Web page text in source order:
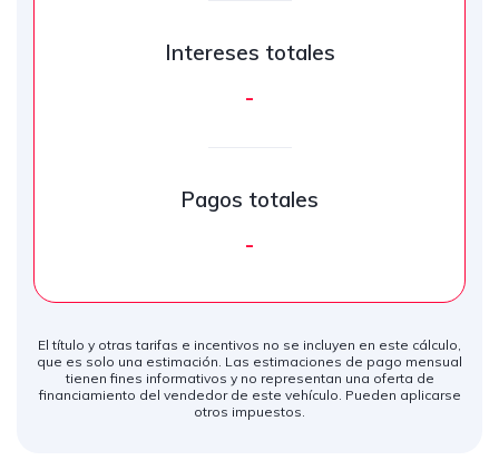
Intereses totales
-
Pagos totales
-
El título y otras tarifas e incentivos no se incluyen en este cálculo,
que es solo una estimación. Las estimaciones de pago mensual
tienen fines informativos y no representan una oferta de
financiamiento del vendedor de este vehículo. Pueden aplicarse
otros impuestos.